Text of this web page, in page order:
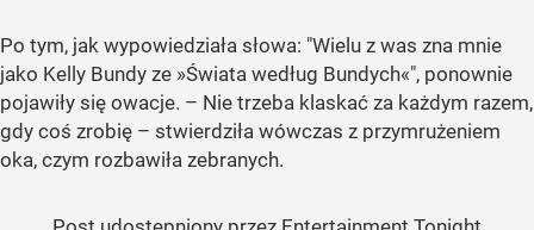
Po tym, jak wypowiedziała słowa: "Wielu z was zna mnie
jako Kelly Bundy ze »Świata według Bundych«", ponownie
pojawiły się owacje. – Nie trzeba klaskać za każdym razem,
gdy coś zrobię – stwierdziła wówczas z przymrużeniem
oka, czym rozbawiła zebranych.